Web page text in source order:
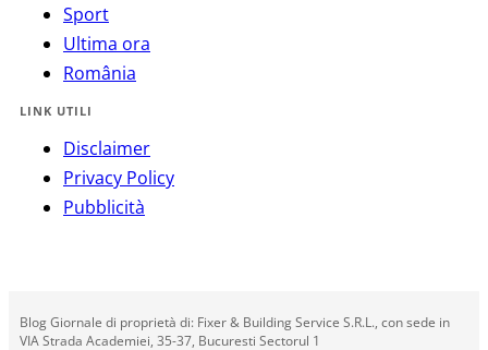
Sport
Ultima ora
România
LINK UTILI
Disclaimer
Privacy Policy
Pubblicità
Blog Giornale di proprietà di: Fixer & Building Service S.R.L., con sede in
VIA Strada Academiei, 35-37, Bucuresti Sectorul 1